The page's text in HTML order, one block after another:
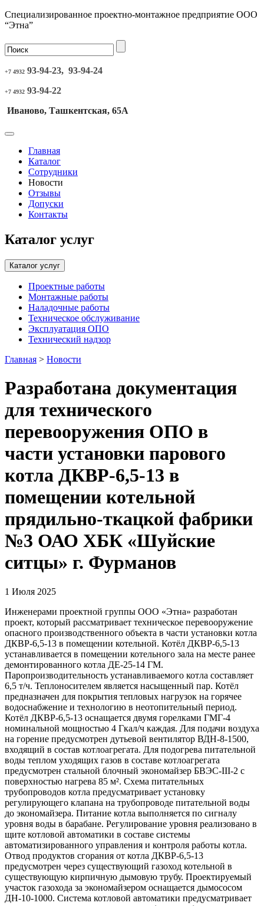
Специализированное проектно-монтажное предприятие ООО
“Этна”
+7 4932 93-94-23, 93-94-24
+7 4932 93-94-22
Иваново, Ташкентская, 65А
Главная
Каталог
Сотрудники
Новости
Отзывы
Допуски
Контакты
Каталог услуг
Каталог услуг
Проектные работы
Монтажные работы
Наладочные работы
Техническое обслуживание
Эксплуатация ОПО
Технический надзор
Главная > Новости
Разработана документация
для технического
перевооружения ОПО в
части установки парового
котла ДКВР-6,5-13 в
помещении котельной
прядильно-ткацкой фабрики
№3 ОАО ХБК «Шуйские
ситцы» г. Фурманов
1 Июля 2025
Инженерами проектной группы ООО «Этна» разработан
проект, который рассматривает техническое перевооружение
опасного производственного объекта в части установки котла
ДКВР-6,5-13 в помещении котельной. Котёл ДКВР-6,5-13
устанавливается в помещении котельного зала на месте ранее
демонтированного котла ДЕ-25-14 ГМ.
Паропроизводительность устанавливаемого котла составляет
6,5 т/ч. Теплоносителем является насыщенный пар. Котёл
предназначен для покрытия тепловых нагрузок на горячее
водоснабжение и технологию в неотопительный период.
Котёл ДКВР-6,5-13 оснащается двумя горелками ГМГ-4
номинальной мощностью 4 Гкал/ч каждая. Для подачи воздуха
на горение предусмотрен дутьевой вентилятор ВДН-8-1500,
входящий в состав котлоагрегата. Для подогрева питательной
воды теплом уходящих газов в составе котлоагрегата
предусмотрен стальной блочный экономайзер БВЭС-III-2 с
поверхностью нагрева 85 м². Схема питательных
трубопроводов котла предусматривает установку
регулирующего клапана на трубопроводе питательной воды
до экономайзера. Питание котла выполняется по сигналу
уровня воды в барабане. Регулирование уровня реализовано в
щите котловой автоматики в составе системы
автоматизированного управления и контроля работы котла.
Отвод продуктов сгорания от котла ДКВР-6,5-13
предусмотрен через существующий газоход котельной в
существующую кирпичную дымовую трубу. Проектируемый
участок газохода за экономайзером оснащается дымососом
ДН-10-1000. Система котловой автоматики предусматривает